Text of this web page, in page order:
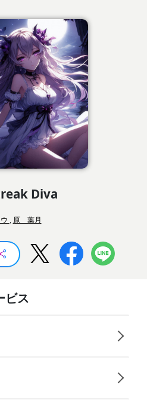
Diva
, 原 葉月
ビス